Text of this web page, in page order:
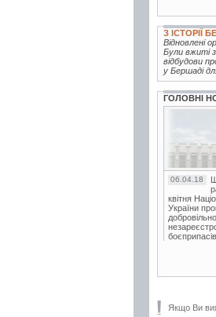
З ІСТОРІЇ
Відновлені
Були вжиті
відбудови
у Бершаді
ГОЛОВНІ
06.04.18
квітня
України
Якщо Ви